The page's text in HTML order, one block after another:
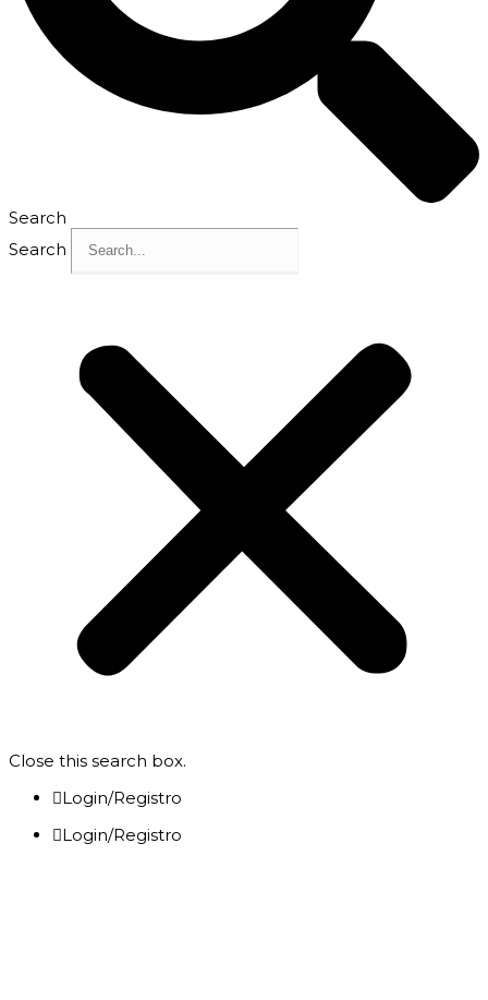
Search
Search
Close this search box.
Login/Registro
Login/Registro